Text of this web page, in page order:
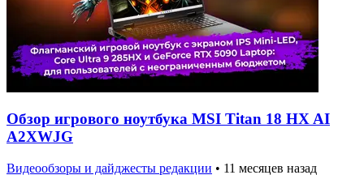
Обзор игрового ноутбука MSI Titan 18 HX AI
A2XWJG
Видеообзоры и дайджесты редакции • 11 месяцев назад